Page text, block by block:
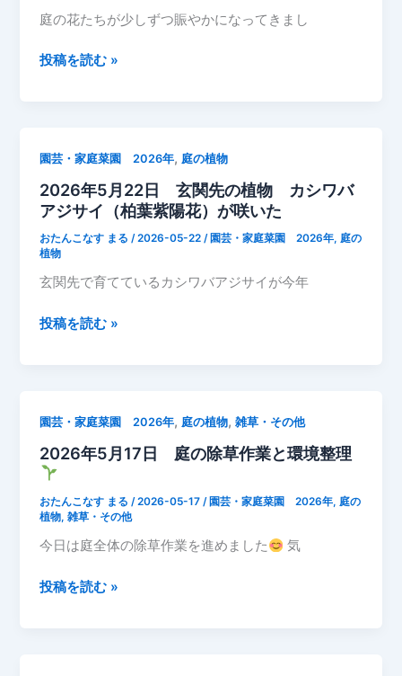
植
柏
が
満
開
庭の花たちが少しずつ賑やかになってきまし
2026
日
｜
庭
の
花
た
が
開
花
中
初
の
彩
投稿を読む »
園芸・家庭菜園 2026年, 庭の植物
2026年5月22日 玄関先の植物 カシワバ
アジサイ（柏葉紫陽花）が咲いた
おたんこなす まる /2026-05-22 / 園芸・家庭菜園 2026年, 庭の
植物
玄関先で育てているカシワバアジサイが今年
2026
日
玄
関
先
の
植
カ
投稿を読む »
園芸・家庭菜園 2026年, 庭の植物,雑草・その他
2026年5月17日 庭の除草作業と環境整理
おたんこなす まる /2026-05-17 / 園芸・家庭菜園 2026年, 庭の
植物,雑草・その他
今日は庭全体の除草作業を進めました 気
2026
投稿を読む »